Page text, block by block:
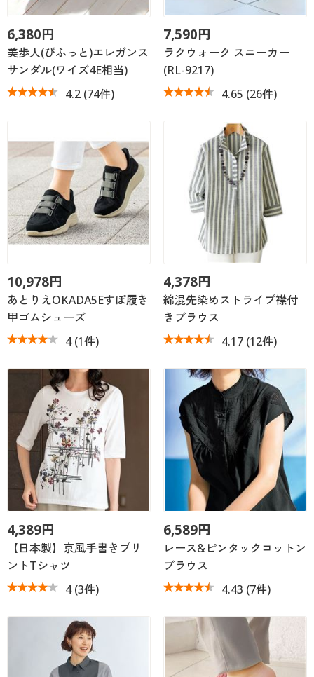
6,380円
美歩人(びふっと)エレガンス
サンダル(ワイズ4E相当)
4.2 (74件)
7,590円
ラクウォーク スニーカー
(RL-9217)
4.65 (26件)
10,978円
あとりえOKADA5Eすぽ履き
甲ゴムシューズ
4(1件)
4,378円
綿混先染めストライプ襟付
きブラウス
4.17(12件)
4,389円
【日本製】京風手書きプリ
ントTシャツ
4(3件)
6,589円
レース&ピンタックコットン
ブラウス
4.43 (7件)